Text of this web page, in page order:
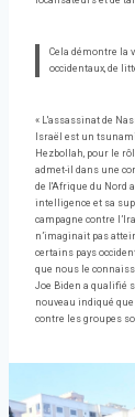
Cela démontre la
occidentaux, de
« L'assassinat de
Israël est un
Hezbollah, pour le
admet-il dans une
de l'Afrique du Nord
intelligence et sa
campagne contre
n’imaginait pas
certains pays
que nous le
Joe Biden a qualifié
nouveau indiqué
contre les groupes